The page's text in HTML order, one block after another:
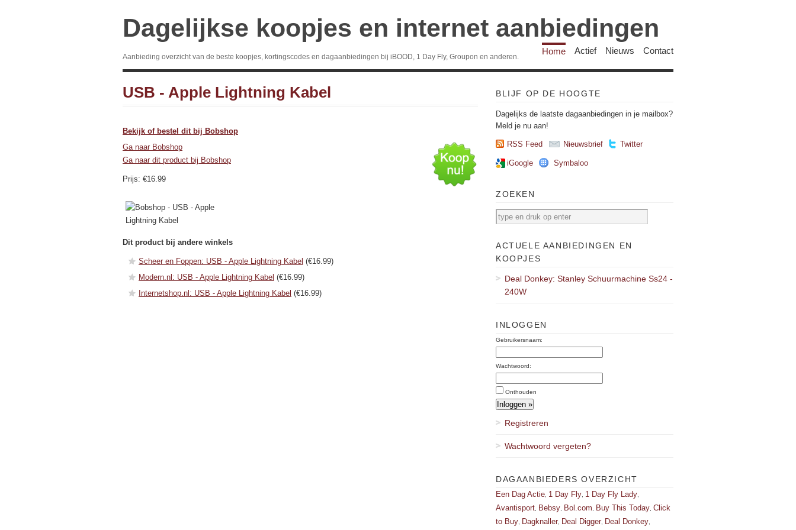
Dagelijkse koopjes en internet aanbiedingen
Aanbieding overzicht van de beste koopjes, kortingscodes en dagaanbiedingen bij iBOOD, 1 Day Fly, Groupon en anderen.
Home Actief Nieuws Contact
USB - Apple Lightning Kabel
Bekijk of bestel dit bij Bobshop
Ga naar Bobshop
Ga naar dit product bij Bobshop
Prijs: €16.99
Dit product bij andere winkels
Scheer en Foppen: USB - Apple Lightning Kabel (€16.99)
Modern.nl: USB - Apple Lightning Kabel (€16.99)
Internetshop.nl: USB - Apple Lightning Kabel (€16.99)
BLIJF OP DE HOOGTE
Dagelijks de laatste dagaanbiedingen in je mailbox?
Meld je nu aan!
RSS Feed Nieuwsbrief Twitter
iGoogle Symbaloo
ZOEKEN
ACTUELE AANBIEDINGEN EN
KOOPJES
Deal Donkey: Stanley Schuurmachine Ss24 -
240W
INLOGGEN
Gebruikersnaam:
Wachtwoord:
Onthouden
Registreren
Wachtwoord vergeten?
DAGAANBIEDERS OVERZICHT
Een Dag Actie 1 Day Fly 1 Day Fly Lady
Avantisport Bebsy Bol.com Buy This Today Click
to Buy Dagknaller Deal Digger Deal Donkey